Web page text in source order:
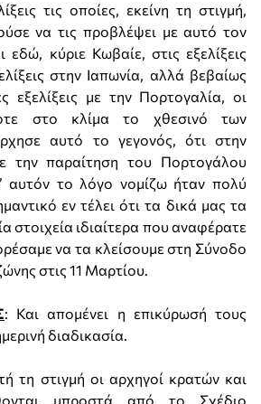
τις οποίες, εκείνη τη στιγμή,
να τις προβλέψει με αυτό τον
κύριε Κωβαίε, στις εξελίξεις
στην Ιαπωνία, αλλά βεβαίως
εξελίξεις με την Πορτογαλία, οι
στο κλίμα το χθεσινό των
αυτό το γεγονός, ότι στην
την παραίτηση του Πορτογάλου
αυτόν το λόγο νομίζω ήταν πολύ
εν τέλει ότι τα δικά μας τα
στοιχεία ιδιαίτερα που αναφέρατε
να τα κλείσουμε στη Σύνοδο
στις 11 Μαρτίου.
: Και απομένει η επικύρωσή τους
διαδικασία.
τη στιγμή οι αρχηγοί κρατών και
μπροστά από το Σχέδιο